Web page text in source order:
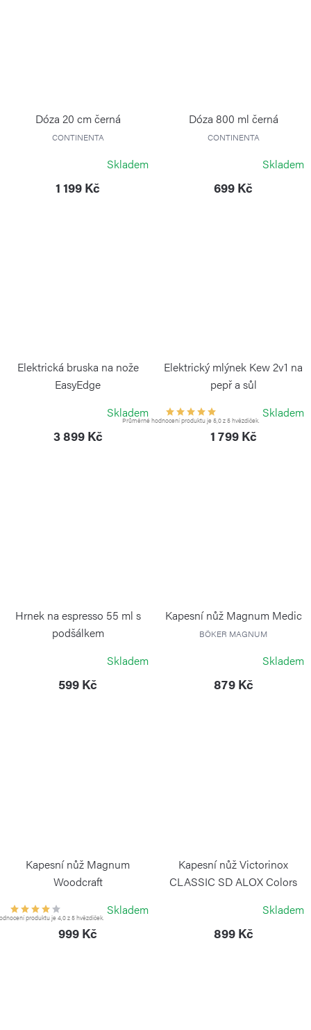
Dóza 20 cm černá
CONTINENTA
Skladem
1 199 Kč
Dóza 800 ml černá
CONTINENTA
Skladem
699 Kč
Elektrická bruska na nože
EasyEdge
Skladem
3 899 Kč
Elektrický mlýnek Kew 2v1 na
pepř a sůl
Průměrné hodnocení produktu je 5,0 z 5 hvězdiček.
Skladem
1 799 Kč
Hrnek na espresso 55 ml s
podšálkem
Skladem
599 Kč
Kapesní nůž Magnum Medic
BÖKER MAGNUM
Skladem
879 Kč
Kapesní nůž Magnum
Woodcraft
produktu je 4,0 z 5 hvězdiček.
Skladem
999 Kč
Kapesní nůž Victorinox
CLASSIC SD ALOX Colors
Skladem
899 Kč